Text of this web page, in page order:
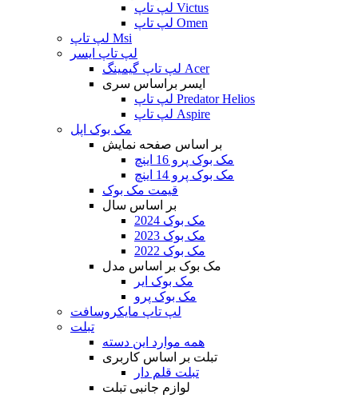
لپ تاپ Victus
لپ تاپ Omen
لپ تاپ Msi
لپ تاپ ایسر
لپ تاپ گیمینگ Acer
ایسر براساس سری
لپ تاپ Predator Helios
لپ تاپ Aspire
مک بوک اپل
بر اساس صفحه نمایش
مک بوک پرو 16 اینچ
مک بوک پرو 14 اینچ
قیمت مک بوک
بر اساس سال
مک بوک 2024
مک بوک 2023
مک بوک 2022
مک بوک بر اساس مدل
مک بوک ایر
مک بوک پرو
لپ تاپ مایکروسافت
تبلت
همه موارد این دسته
تبلت بر اساس کاربری
تبلت قلم دار
لوازم جانبی تبلت